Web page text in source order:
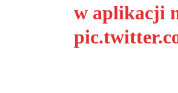
w aplikacji